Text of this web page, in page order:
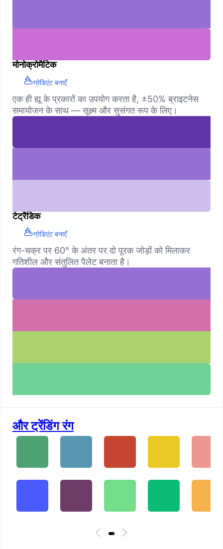
मोनोक्रोमैटिक
ग्रेडिएंट बनाएँ
एक ही ह्यू के प्रकारों का उपयोग करता है, ±50% ब्राइटनेस
समायोजन के साथ — सूक्ष्म और सुसंगत रूप के लिए।
टेट्रैडिक
ग्रेडिएंट बनाएँ
रंग-चक्र पर 60° के अंतर पर दो पूरक जोड़ों को मिलाकर
गतिशील और संतुलित पैलेट बनाता है।
और ट्रेंडिंग रंग